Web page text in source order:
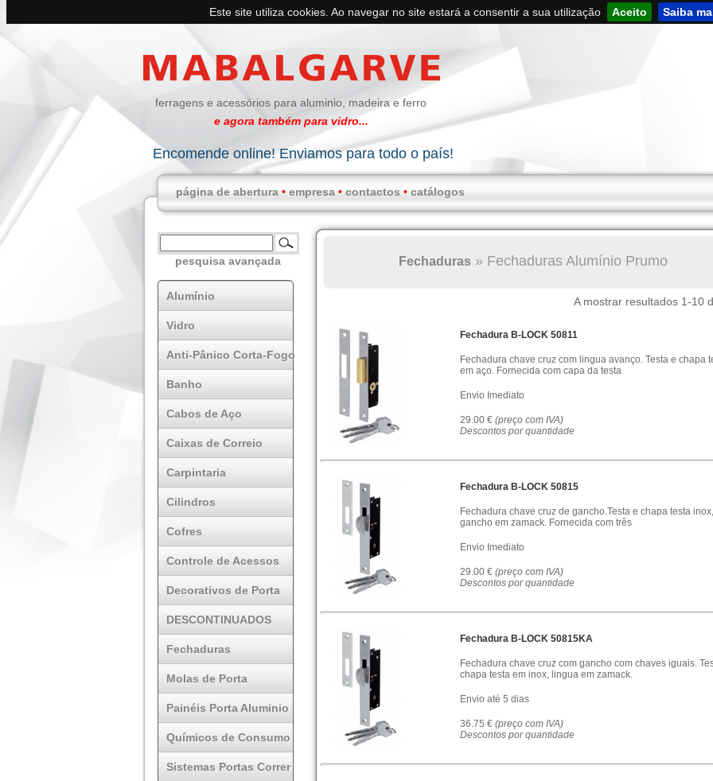
Este site utiliza cookies. Ao navegar no site estará a consentir a sua utilização Aceito Saiba
ferragens e acessórios para aluminio, madeira e ferro
e agora também para vidro...
Encomende online! Enviamos para todo o país!
página de abertura • empresa • contactos • catálogos
pesquisa avançada
Alumínio
Vidro
Anti-Pânico Corta-Fogo
Banho
Cabos de Aço
Caixas de Correio
Carpintaria
Cilindros
Cofres
Controle de Acessos
Decorativos de Porta
DESCONTINUADOS
Fechaduras
Molas de Porta
Painéis Porta Aluminio
Químicos de Consumo
Sistemas Portas Correr
Fechaduras » Fechaduras Alumínio Prumo
A mostrar resultados 1-10
Fechadura B-LOCK 50811
Fechadura chave cruz com lingua avanço. Testa e chapa
em aço. Fornecida com capa da testa
Envio Imediato
29.00 € (preço com IVA)
Descontos por quantidade
Fechadura B-LOCK 50815
Fechadura chave cruz de gancho.Testa e chapa testa inox,
gancho em zamack. Fornecida com três
Envio Imediato
29.00 € (preço com IVA)
Descontos por quantidade
Fechadura B-LOCK 50815KA
Fechadura chave cruz com gancho com chaves iguais.
chapa testa em inox, lingua em zamack.
Envio até 5 dias
36.75 € (preço com IVA)
Descontos por quantidade